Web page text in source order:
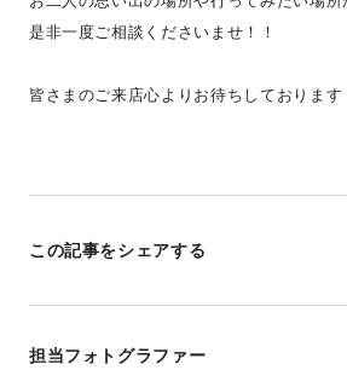
是非一度ご相談くださいませ！！
皆さまのご来店心よりお待ちしております
この記事をシェアする
担当フォトグラファー